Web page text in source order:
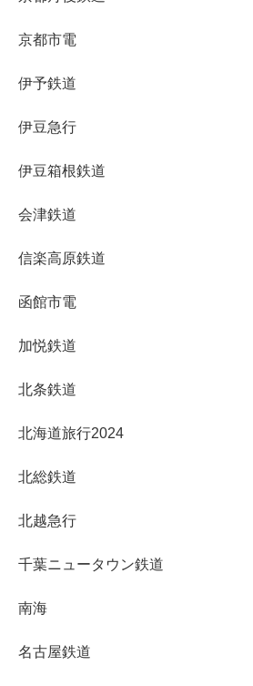
京都市電
伊予鉄道
伊豆急行
伊豆箱根鉄道
会津鉄道
信楽高原鉄道
函館市電
加悦鉄道
北条鉄道
北海道旅行2024
北総鉄道
北越急行
千葉ニュータウン鉄道
南海
名古屋鉄道